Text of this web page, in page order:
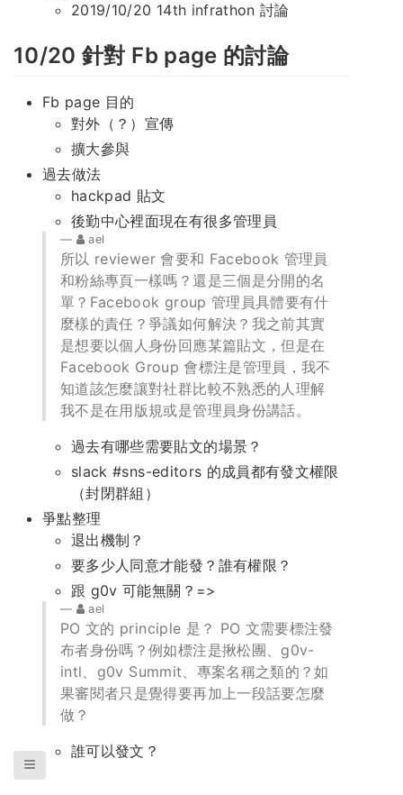
2019/10/20 14th infrathon 討論
10/20 針對 Fb page 的討論
Fb page 目的
對外（？）宣傳
擴大參與
過去做法
hackpad 貼文
後勤中心裡面現在有很多管理員
ael
所以 reviewer 會要和 Facebook 管理員
和粉絲專頁一樣嗎？還是三個是分開的名
單？Facebook group 管理員具體要有什
麼樣的責任？爭議如何解決？我之前其實
是想要以個人身份回應某篇貼文，但是在
Facebook Group 會標注是管理員，我不
知道該怎麼讓對社群比較不熟悉的人理解
我不是在用版規或是管理員身份講話。
過去有哪些需要貼文的場景？
slack #sns-editors 的成員都有發文權限
（封閉群組）
爭點整理
退出機制？
要多少人同意才能發？誰有權限？
跟 g0v 可能無關？=>
ael
PO 文的 principle 是？ PO 文需要標注發
布者身份嗎？例如標注是揪松團、g0v-
intl、g0v Summit、專案名稱之類的？如
果審閱者只是覺得要再加上一段話要怎麼
做？
誰可以發文？